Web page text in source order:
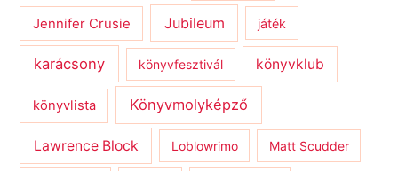
Jennifer Crusie Jubileum játék
karácsony könyvfesztivál könyvklub
könyvlista Könyvmolyképző
Lawrence Block Loblowrimo Matt Scudder